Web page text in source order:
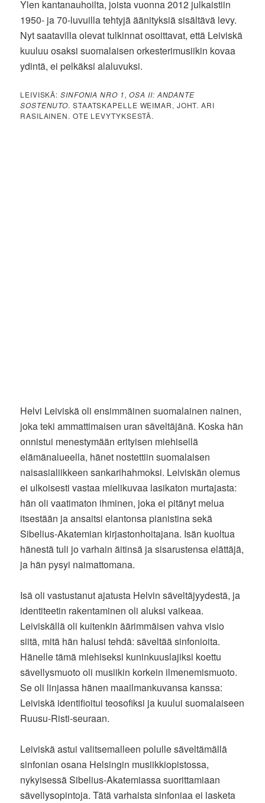
Ylen kantanauhoilta, joista vuonna 2012 julkaistiin
1950- ja 70-luvuilla tehtyjä äänityksiä sisältävä levy.
Nyt saatavilla olevat tulkinnat osoittavat, että Leiviskä
kuuluu osaksi suomalaisen orkesterimusiikin kovaa
ydintä, ei pelkäksi alaluvuksi.
LEIVISKÄ:SINFONIA NRO 1, OSA II: ANDANTE
SOSTENUTO. STAATSKAPELLE WEIMAR, JOHT. ARI
RASILAINEN. OTE LEVYTYKSESTÄ.
Helvi Leiviskä oli ensimmäinen suomalainen nainen,
joka teki ammattimaisen uran säveltäjänä. Koska hän
onnistui menestymään erityisen miehisellä
elämänalueella, hänet nostettiin suomalaisen
naisasialiikkeen sankarihahmoksi. Leiviskän olemus
ei ulkoisesti vastaa mielikuvaa lasikaton murtajasta:
hän oli vaatimaton ihminen, joka ei pitänyt melua
itsestään ja ansaitsi elantonsa pianistina sekä
Sibelius-Akatemian kirjastonhoitajana. Isän kuoltua
hänestä tuli jo varhain äitinsä ja sisarustensa elättäjä,
ja hän pysyi naimattomana.
Isä oli vastustanut ajatusta Helvin säveltäjyydestä, ja
identiteetin rakentaminen oli aluksi vaikeaa.
Leiviskällä oli kuitenkin äärimmäisen vahva visio
siitä, mitä hän halusi tehdä: säveltää sinfonioita.
Hänelle tämä miehiseksi kuninkuuslajiksi koettu
sävellysmuoto oli musiikin korkein ilmenemismuoto.
Se oli linjassa hänen maailmankuvansa kanssa:
Leiviskä identifioitui teosofiksi ja kuului suomalaiseen
Ruusu-Risti-seuraan.
Leiviskä astui valitsemalleen polulle säveltämällä
sinfonian osana Helsingin musiikkiopistossa,
nykyisessä Sibelius-Akatemiassa suorittamiaan
sävellysopintoja. Tätä varhaista sinfoniaa ei lasketa